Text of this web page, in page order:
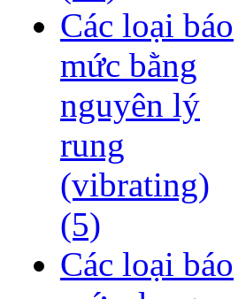
Các loại báo
mức bằng
nguyên lý
rung
(vibrating)
(5)
Các loại báo